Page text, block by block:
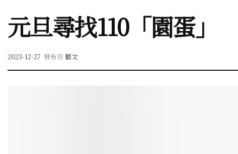
元旦尋找110「園蛋
2023-12-27 發布在藝文